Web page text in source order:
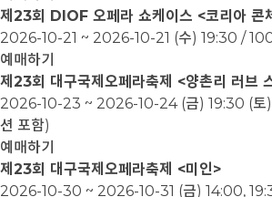
제23회 DIOF 오페라 쇼케이스 <코리아 콘
2026-10-21 ~ 2026-10-21 (수) 19:30 /
예매하기
제23회 대구국제오페라축제 <양촌리 러브
2026-10-23 ~ 2026-10-24 (금) 19:30 (토
션 포함)
예매하기
제23회 대구국제오페라축제 <미인>
2026-10-30 ~ 2026-10-31 (금) 14:00,